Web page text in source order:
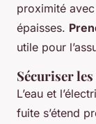
proximité
épaisses.
utile pour
Sécuriser
L’eau et
fuite s’étend